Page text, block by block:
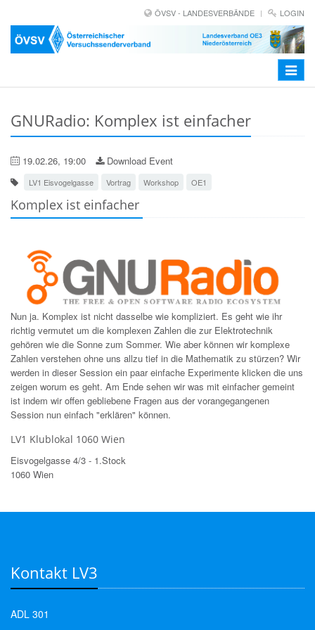
ÖVSV - LANDESVERBÄNDE LOGIN
Toggle
GNURadio: Komplex ist einfacher
19.02.26, 19:00 Download Event
LV1 Eisvogelgasse Vortrag Workshop OE1
Komplex ist einfacher
Nun ja. Komplex ist nicht dasselbe wie kompliziert. Es geht wie ihr
richtig vermutet um die komplexen Zahlen die zur Elektrotechnik
gehören wie die Sonne zum Sommer. Wie aber können wir komplexe
Zahlen verstehen ohne uns allzu tief in die Mathematik zu stürzen? Wir
werden in dieser Session ein paar einfache Experimente klicken die uns
zeigen worum es geht. Am Ende sehen wir was mit einfacher gemeint
ist indem wir offen gebliebene Fragen aus der vorangegangenen
Session nun einfach "erklären" können.
LV1 Klublokal 1060 Wien
Eisvogelgasse 4/3 - 1.Stock
1060 Wien
Kontakt LV3
ADL 301